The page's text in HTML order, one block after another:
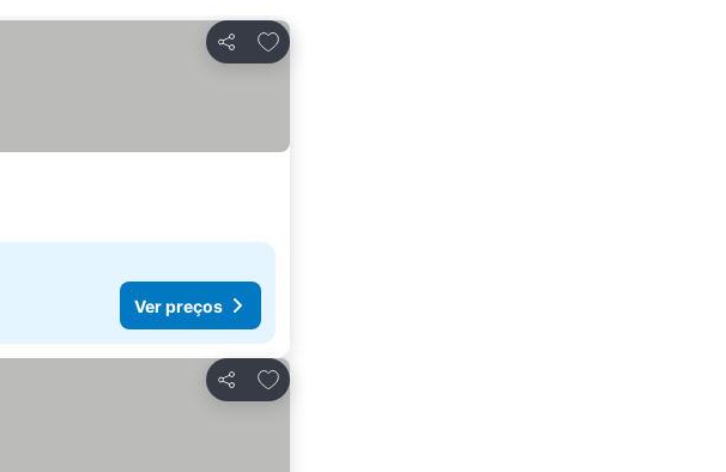
Partilhar
Adicionar aos favoritos
Ver preços
Partilhar
Adicionar aos favoritos